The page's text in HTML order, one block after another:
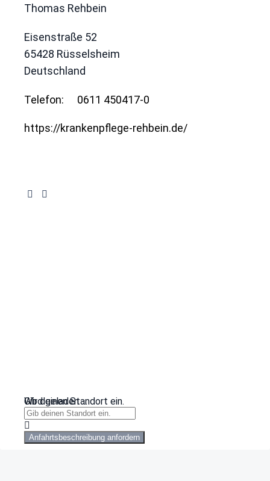
Thomas Rehbein
Eisenstraße 52
65428 Rüsselsheim
Deutschland
Telefon: 0611 450417-0
https://krankenpflege-rehbein.de/
Wird geladen …
Gib deinen Standort ein.
Anfahrtsbeschreibung anfordern